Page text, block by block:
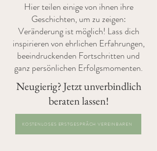
Hier teilen einige von ihnen ihre
Geschichten, um zu zeigen:
Veränderung ist möglich! Lass dich
inspirieren von ehrlichen Erfahrungen,
beeindruckenden Fortschritten und
ganz persönlichen Erfolgsmomenten.
Neugierig? Jetzt unverbindlich
beraten lassen!
KOSTENLOSES ERSTGESPRÄCH VEREINBAREN